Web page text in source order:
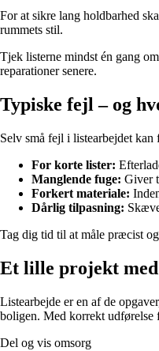
For at sikre lang holdbarhed
rummets stil.
Tjek listerne mindst én gang
reparationer senere.
Typiske fejl – og
Selv små fejl i listearbejdet kan
For korte lister:
Manglende fuge: Giver
Forkert materiale:
Dårlig tilpasning:
Tag dig tid til at måle præcist
Et lille projekt
Listearbejde er en af de
boligen. Med korrekt udførelse
Del og vis omsorg